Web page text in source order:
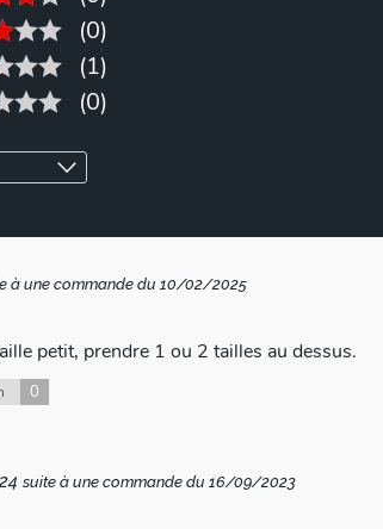
(0)
(1)
(0)
à une commande du 10/02/2025
petit, prendre 1 ou 2 tailles au dessus.
0
suite à une commande du 16/09/2023